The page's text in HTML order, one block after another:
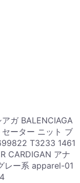
ガ BALENCIAGA
セーター ニット ブ
T3233 1461
CARDIGAN アナ
レー系 apparel-01